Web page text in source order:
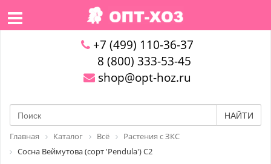
+7 (499) 110-36-37
8 (800) 333-53-45
shop@opt-hoz.ru
НАЙТИ
Главная Каталог Всё
Растения с ЗКС
Сосна Веймутова (сорт 'Pendula') С2